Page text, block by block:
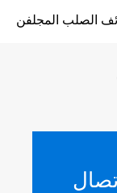
الصلب المجلفن